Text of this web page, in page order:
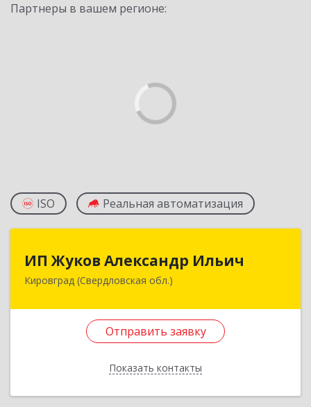
Партнеры в вашем регионе:
ISO Реальная автоматизация
ИП Жуков Александр Ильич
Кировград (Свердловская обл.)
Отправить заявку
Показать контакты
624140, Свердловская обл, Кировград г,
Отправить заявку
Назад